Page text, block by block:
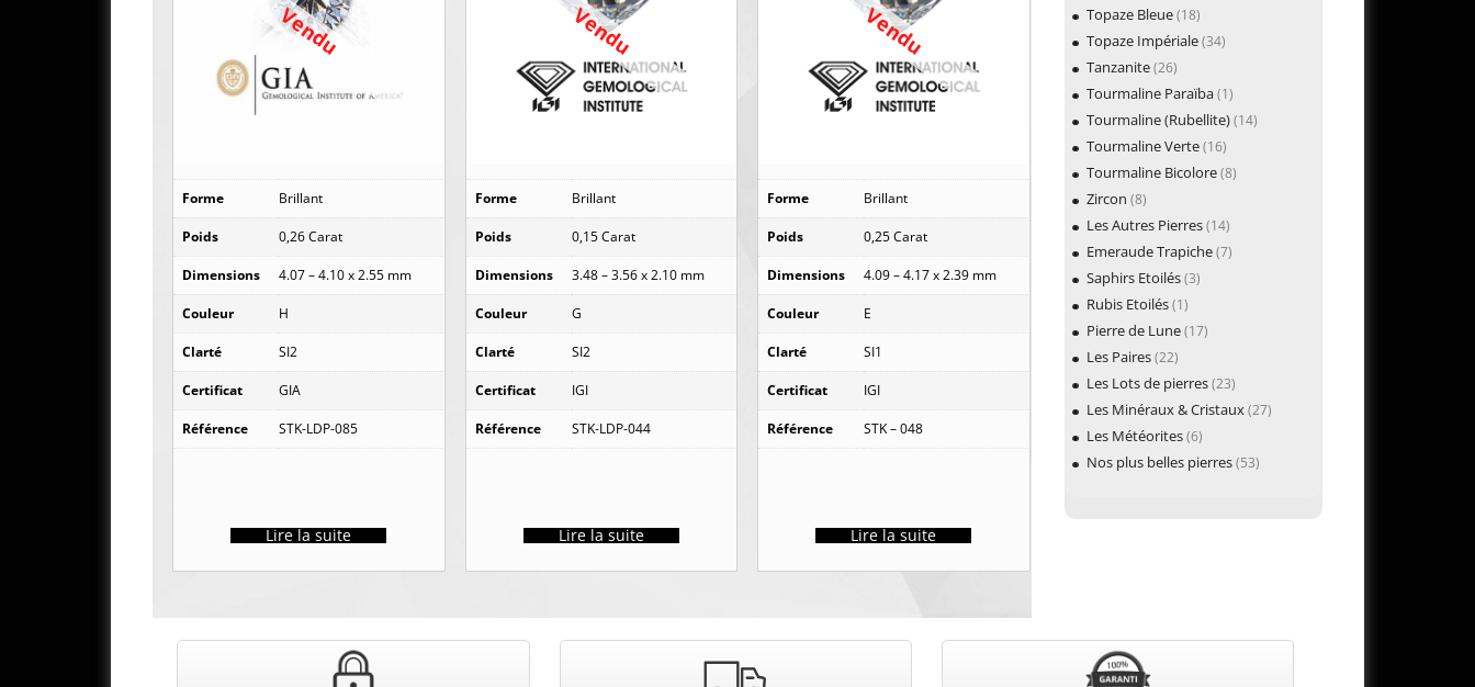
Vendu
Forme Brillant
Poids 0,26 Carat
Dimensions 4.07 – 4.10 x 2.55 mm
Couleur H
Clarté SI2
Certificat GIA
Référence STK-LDP-085
Lire la suite
Vendu
Forme Brillant
Poids 0,15 Carat
Dimensions 3.48 – 3.56 x 2.10 mm
Couleur G
Clarté SI2
Certificat IGI
Référence STK-LDP-044
Lire la suite
Vendu
Forme Brillant
Poids 0,25 Carat
Dimensions 4.09 – 4.17 x 2.39 mm
Couleur E
Clarté SI1
Certificat IGI
Référence STK – 048
Lire la suite
Topaze Bleue(18)
Topaze Impériale(34)
Tanzanite(26)
Tourmaline Paraïba(1)
Tourmaline (Rubellite)(14)
Tourmaline Verte(16)
Tourmaline Bicolore(8)
Zircon (8)
Les Autres Pierres(14)
Emeraude Trapiche(7)
Saphirs Etoilés(3)
Rubis Etoilés(1)
Pierre de Lune(17)
Les Paires(22)
Les Lots de pierres(23)
Les Minéraux & Cristaux(27)
Les Météorites(6)
Nos plus belles pierres(53)